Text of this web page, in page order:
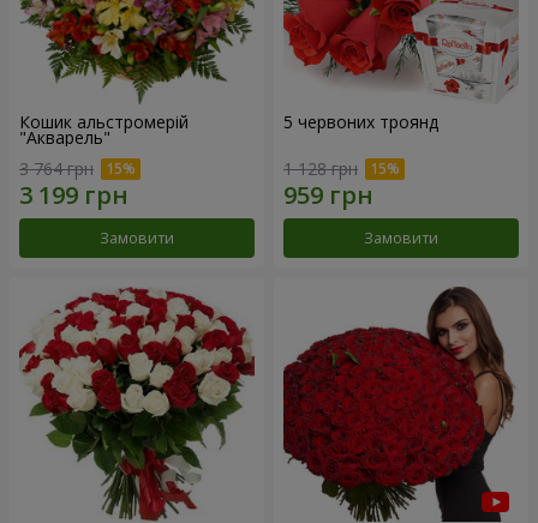
Кошик альстромерій
"Акварель"
3 764 грн
Замовити
5 червоних троянд
1 128 грн
Замовити